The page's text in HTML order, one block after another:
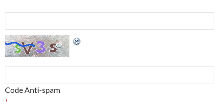
Code Anti-spam
*